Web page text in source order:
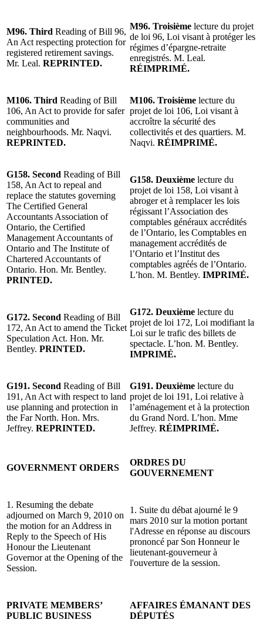
M96. Third Reading of Bill 96,
An Act respecting protection for
registered retirement savings.
Mr. Leal. REPRINTED.
M96. Troisième lecture du projet
de loi 96, Loi visant à protéger les
régimes d’épargne-retraite
enregistrés. M. Leal.
RÉIMPRIMÉ.
M106. Third Reading of Bill
106, An Act to provide for safer
communities and
neighbourhoods. Mr. Naqvi.
REPRINTED.
M106. Troisième lecture du
projet de loi 106, Loi visant à
accroître la sécurité des
collectivités et des quartiers. M.
Naqvi. RÉIMPRIMÉ.
G158. Second Reading of Bill
158, An Act to repeal and
replace the statutes governing
The Certified General
Accountants Association of
Ontario, the Certified
Management Accountants of
Ontario and The Institute of
Chartered Accountants of
Ontario. Hon. Mr. Bentley.
PRINTED.
G158. Deuxième lecture du
projet de loi 158, Loi visant à
abroger et à remplacer les lois
régissant l’Association des
comptables généraux accrédités
de l’Ontario, les Comptables en
management accrédités de
l’Ontario et l’Institut des
comptables agréés de l’Ontario.
L’hon. M. Bentley. IMPRIMÉ.
G172. Second Reading of Bill
172, An Act to amend the Ticket
Speculation Act. Hon. Mr.
Bentley. PRINTED.
G172. Deuxième lecture du
projet de loi 172, Loi modifiant la
Loi sur le trafic des billets de
spectacle. L’hon. M. Bentley.
IMPRIMÉ.
G191. Second Reading of Bill
191, An Act with respect to land
use planning and protection in
the Far North. Hon. Mrs.
Jeffrey. REPRINTED.
G191. Deuxième lecture du
projet de loi 191, Loi relative à
l’aménagement et à la protection
du Grand Nord. L’hon. Mme
Jeffrey. RÉIMPRIMÉ.
GOVERNMENT ORDERS
ORDRES DU
GOUVERNEMENT
1. Resuming the debate
adjourned on March 9, 2010 on
the motion for an Address in
Reply to the Speech of His
Honour the Lieutenant
Governor at the Opening of the
Session.
1. Suite du débat ajourné le 9
mars 2010 sur la motion portant
l'Adresse en réponse au discours
prononcé par Son Honneur le
lieutenant-gouverneur à
l'ouverture de la session.
PRIVATE MEMBERS’
PUBLIC BUSINESS
AFFAIRES ÉMANANT DES
DÉPUTÉS